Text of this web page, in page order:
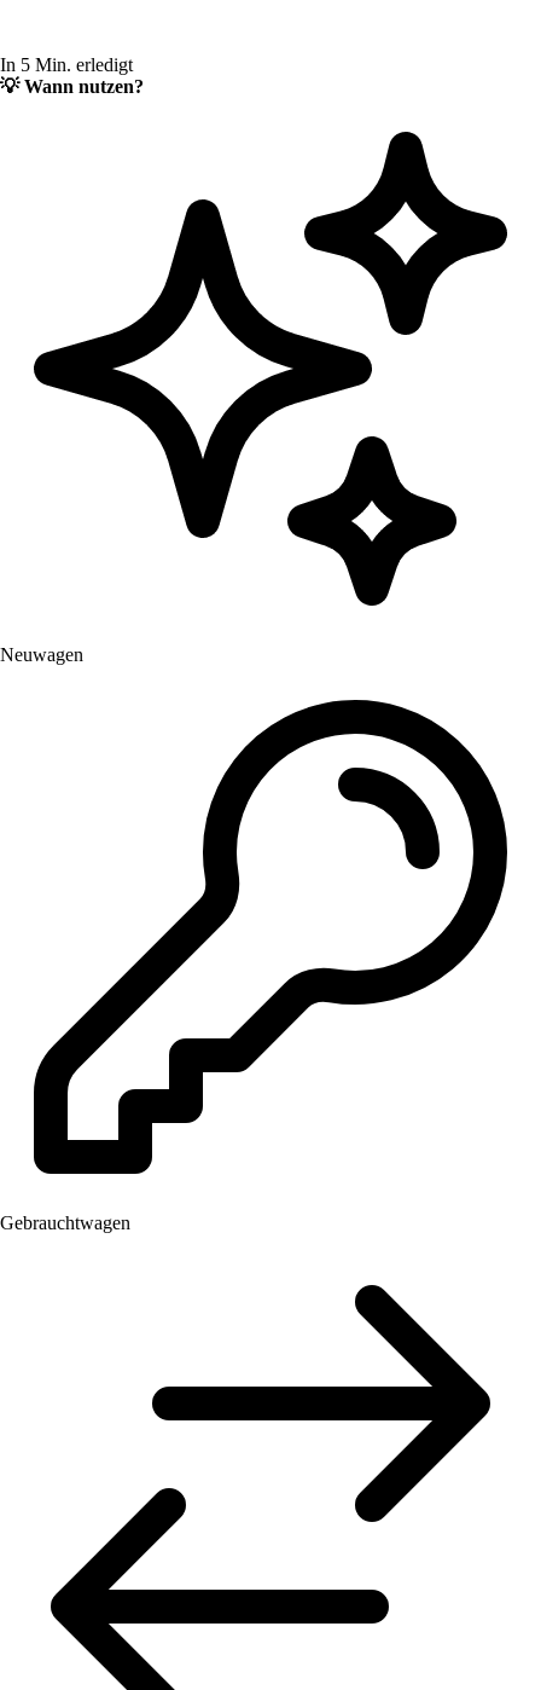
In 5 Min. erledigt
💡Wann nutzen?
Neuwagen
Gebrauchtwagen